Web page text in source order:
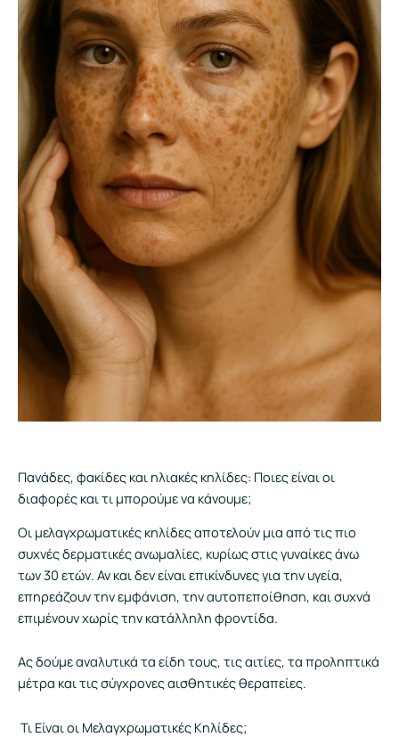
Πανάδες, φακίδες και ηλιακές κηλίδες: Ποιες είναι οι
διαφορές και τι μπορούμε να κάνουμε;
Οι μελαγχρωματικές κηλίδες αποτελούν μια από τις πιο
συχνές δερματικές ανωμαλίες, κυρίως στις γυναίκες άνω
των 30 ετών. Αν και δεν είναι επικίνδυνες για την υγεία,
επηρεάζουν την εμφάνιση, την αυτοπεποίθηση, και συχνά
επιμένουν χωρίς την κατάλληλη φροντίδα.
Ας δούμε αναλυτικά τα είδη τους, τις αιτίες, τα προληπτικά
μέτρα και τις σύγχρονες αισθητικές θεραπείες.
Τι Είναι οι Μελαγχρωματικές Κηλίδες;